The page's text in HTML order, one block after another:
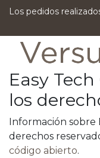
Los pedidos
Easy
los
Información sobre
derechos
código abierto.